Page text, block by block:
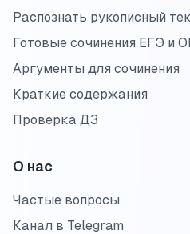
Распознать рукописный
Готовые сочинения ЕГЭ и
Аргументы для сочинения
Краткие содержания
Проверка ДЗ
О нас
Частые вопросы
Канал в Telegram